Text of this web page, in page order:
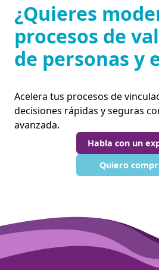
¿Quieres
procesos de
de personas y
Acelera tus procesos de
decisiones rápidas y seguras
avanzada.
Habla con un
Quiero